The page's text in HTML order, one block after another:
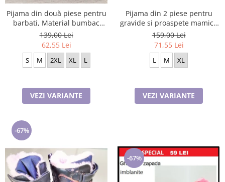
Pijama din două piese pentru
barbati, Material bumbac
Berf2005
139,00 Lei
62,55 Lei
S M 2XL XL L
VEZI VARIANTE
Pijama din 2 piese pentru
gravide si proaspete mamici,
Material Bumbac, Lux,
JEN50331
159,00 Lei
71,55 Lei
L M XL
VEZI VARIANTE
-67%
-67%